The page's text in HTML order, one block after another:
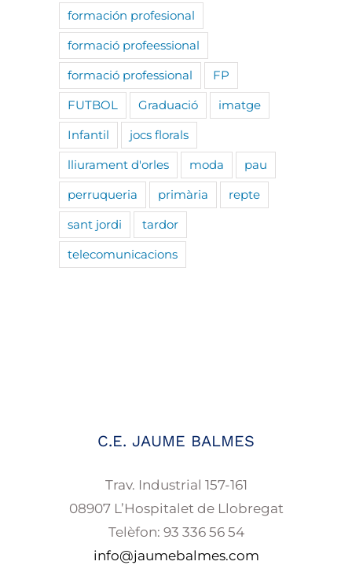
formación profesional
formació profeessional
formació professional
FP
FUTBOL
Graduació
imatge
Infantil
jocs florals
lliurament d'orles
moda
pau
perruqueria
primària
repte
sant jordi
tardor
telecomunicacions
C.E. JAUME BALMES
Trav. Industrial 157-161
08907 L’Hospitalet de Llobregat
Telèfon: 93 336 56 54
info@jaumebalmes.com